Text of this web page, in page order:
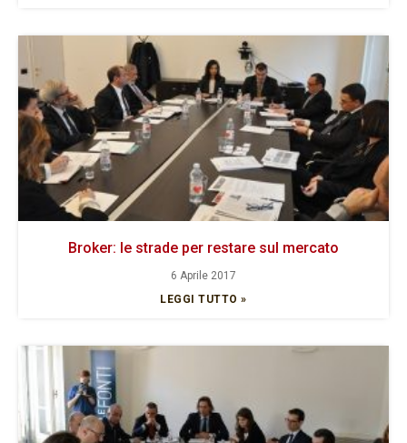
Broker: le strade per restare sul mercato
6 Aprile 2017
LEGGI TUTTO »